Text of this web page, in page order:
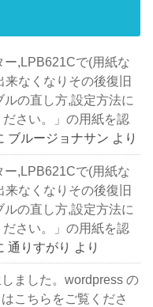
,LPB621Cで(用紙な
なくなりその後復旧
の直し方,設定方法に
さい。」の用紙を認
ブルージョナサン より
,LPB621Cで(用紙な
来なくなりその後復旧
の直し方,設定方法に
さい。」の用紙を認
通りすがり より
ました。wordpress の
こちらをご覧くださ